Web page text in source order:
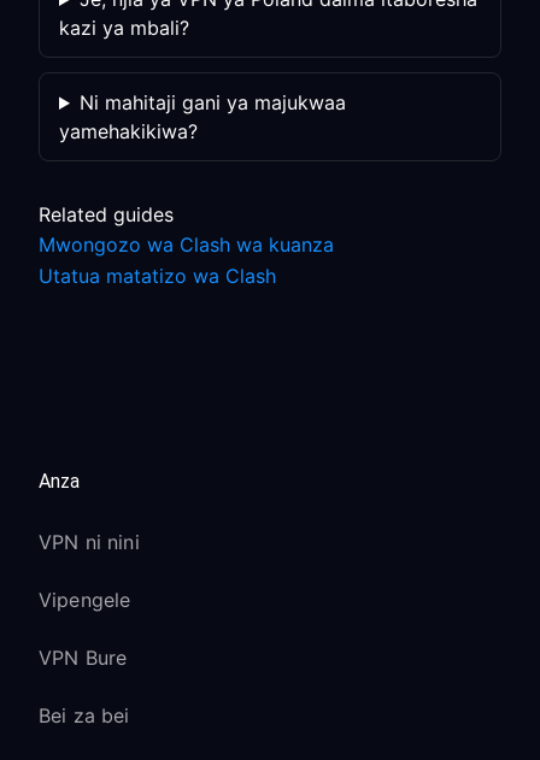
kazi ya mbali?
Ni mahitaji gani ya majukwaa
yamehakikiwa?
Related guides
Mwongozo wa Clash wa kuanza
Utatua matatizo wa Clash
Anza
VPN ni nini
Vipengele
VPN Bure
Bei za bei